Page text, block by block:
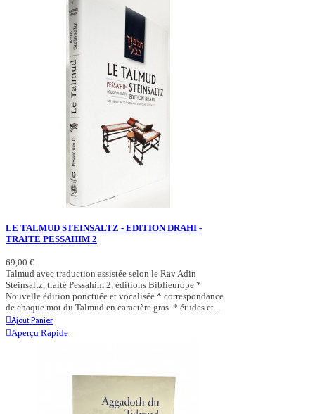
LE TALMUD STEINSALTZ - EDITION DRAHI -
TRAITE PESSAHIM 2
69,00 €
Talmud avec traduction assistée selon le Rav Adin
Steinsaltz, traité Pessahim 2, éditions Biblieurope *
Nouvelle édition ponctuée et vocalisée * correspondance
de chaque mot du Talmud en caractère gras * études et...
Ajout Panier
Aperçu Rapide